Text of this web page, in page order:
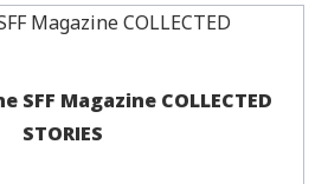
SFF Magazine COLLECTED
STORIES